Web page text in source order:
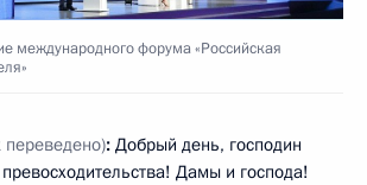
международного форума «Российская
переведено): Добрый день, господин
Дамы и господа!